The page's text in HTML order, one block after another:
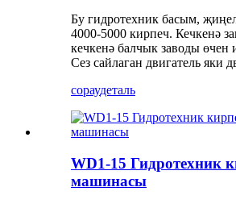
Бу гидротехник басым,
4000-5000 кирпеч. Кечкенә
кечкенә балчык заводы өчен
Сез сайлаган двигатель яки
сораудеталь
WD1-15 Гидротехник
машинасы